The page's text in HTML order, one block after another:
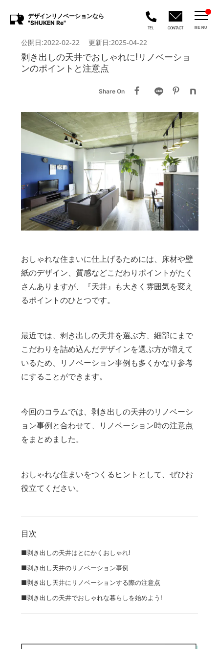
デザインリノベーションなら
"SHUKEN Re"
TEL CONTACT MENU
公開日:2022-02-22 更新日:2025-04-22
剥き出しの天井でおしゃれに!リノベーショ
ンのポイントと注意点
Share On
おしゃれな住まいに仕上げるためには、床材や壁
紙のデザイン、質感などこだわりポイントがたく
さんありますが、『天井』も大きく雰囲気を変え
るポイントのひとつです。
最近では、剥き出しの天井を選ぶ方、細部にまで
こだわりを詰め込んだデザインを選ぶ方が増えて
いるため、リノベーション事例も多くかなり参考
にすることができます。
今回のコラムでは、剥き出しの天井のリノベーシ
ョン事例と合わせて、リノベーション時の注意点
をまとめました。
おしゃれな住まいをつくるヒントとして、ぜひお
役立てください。
目次
■剥き出しの天井はとにかくおしゃれ!
■剥き出し天井のリノベーション事例
■剥き出し天井にリノベーションする際の注意点
■剥き出しの天井でおしゃれな暮らしを始めよう!